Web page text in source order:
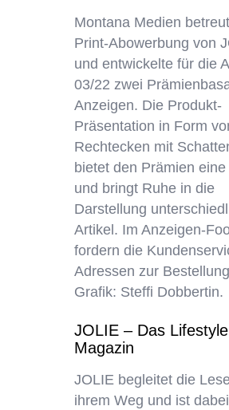
Montana Medien
Print-Abowerbung von
und entwickelte für die
03/22 zwei
Anzeigen. Die Produkt-
Präsentation in Form
Rechtecken mit
bietet den Prämien
und bringt Ruhe in die
Darstellung
Artikel. Im Anzeigen-
fordern die
Adressen zur
Grafik: Steffi Dobbertin.
JOLIE – Das Lifestyle
Magazin
JOLIE begleitet die
ihrem Weg und ist dabei